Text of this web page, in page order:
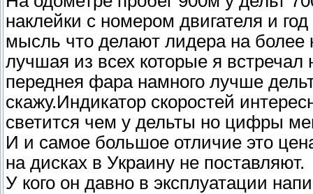
наклейки с номером двигателя и
мысль что делают лидера на более
лучшая из всех которые я встречал
переднея фара намного лучше
скажу.Индикатор скоростей
светится чем у дельты но цифры
И и самое большое отличие это
на дисках в Украину не поставляют.
У кого он давно в эксплуатации